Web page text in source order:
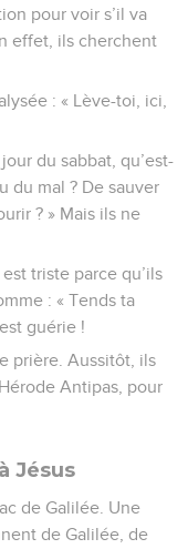
pour voir s’il va
effet, ils cherchent
: « Lève-toi, ici,
du sabbat, qu’est-
du mal ? De sauver
? » Mais ils ne
triste parce qu’ils
: « Tends ta
guérie !
prière. Aussitôt, ils
Antipas, pour
Jésus
de Galilée. Une
de Galilée, de